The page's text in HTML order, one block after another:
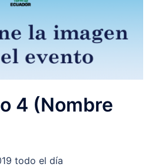
4 (Nombre
todo el día